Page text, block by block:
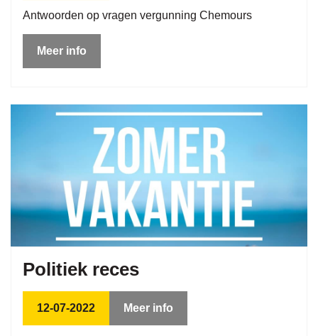
Antwoorden op vragen vergunning Chemours
Meer info
Politiek reces
12-07-2022 Meer info